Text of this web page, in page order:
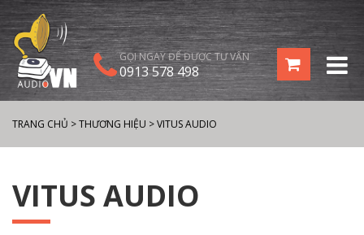
GỌI NGAY ĐỂ ĐƯỢC TƯ VẤN
0913 578 498
TRANG CHỦ >THƯƠNG HIỆU >VITUS AUDIO
VITUS AUDIO